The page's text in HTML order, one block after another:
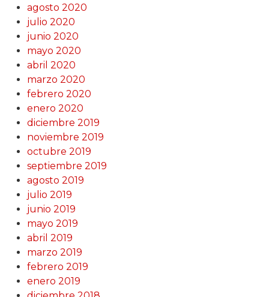
agosto 2020
julio 2020
junio 2020
mayo 2020
abril 2020
marzo 2020
febrero 2020
enero 2020
diciembre 2019
noviembre 2019
octubre 2019
septiembre 2019
agosto 2019
julio 2019
junio 2019
mayo 2019
abril 2019
marzo 2019
febrero 2019
enero 2019